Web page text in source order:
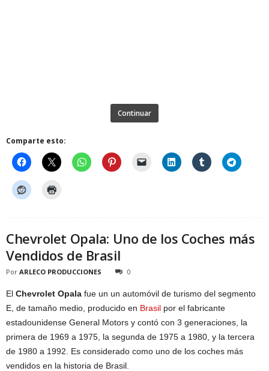
Continuar
Comparte esto:
Chevrolet Opala: Uno de los Coches más
Vendidos de Brasil
Por ARLECO PRODUCCIONES 0
El Chevrolet Opala fue un un automóvil de turismo del segmento
E, de tamaño medio, producido en Brasil por el fabricante
estadounidense General Motors y contó con 3 generaciones, la
primera de 1969 a 1975, la segunda de 1975 a 1980, y la tercera
de 1980 a 1992. Es considerado como uno de los coches más
vendidos en la historia de Brasil.